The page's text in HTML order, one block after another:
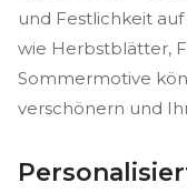
und Festlichkeit
wie Herbstblätter,
Sommermotive
verschönern und